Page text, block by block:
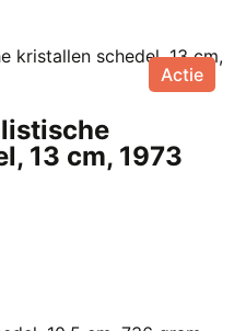
Actie
13 cm, 1973